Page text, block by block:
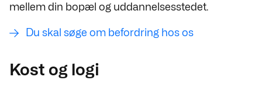
mellem din bopæl og uddannelsesstedet.
Du skal søge om befordring hos os
Kost og logi